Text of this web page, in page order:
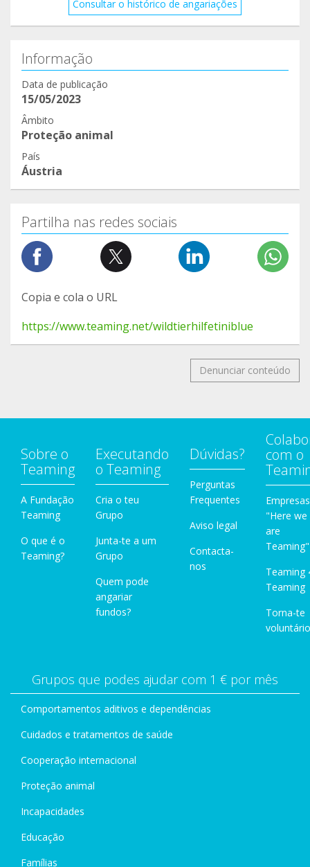
Consultar o histórico de angariações
Informação
Data de publicação
15/05/2023
Âmbito
Proteção animal
País
Áustria
Partilha nas redes sociais
Copia e cola o URL
https://www.teaming.net/wildtierhilfetiniblue
Denunciar conteúdo
Sobre o
Teaming
A Fundação
Teaming
O que é o
Teaming?
Executando
o Teaming
Cria o teu
Grupo
Junta-te a um
Grupo
Quem pode
angariar
fundos?
Dúvidas?
Perguntas
Frequentes
Aviso legal
Contacta-
nos
com o
Empresas
"Here we
are
Teaming"
Teaming
Teaming
Torna-te
Grupos que podes ajudar com 1 € por mês
Comportamentos aditivos e dependências
Cuidados e tratamentos de saúde
Cooperação internacional
Proteção animal
Incapacidades
Educação
Famílias